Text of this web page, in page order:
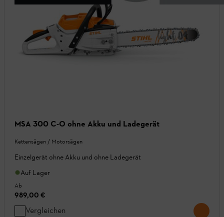
MSA 300 C-O ohne Akku und Ladegerät
Kettensägen / Motorsägen
Einzelgerät ohne Akku und ohne Ladegerät
Auf Lager
Ab
989,00 €
Vergleichen